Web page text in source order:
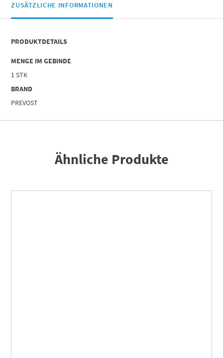
ZUSÄTZLICHE INFORMATIONEN
PRODUKTDETAILS
MENGE IM GEBINDE
1 STK
BRAND
PREVOST
Ähnliche Produkte